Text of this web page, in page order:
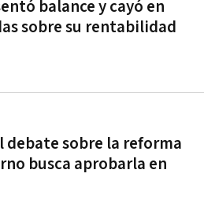
balance y cayó en
sobre su rentabilidad
sobre la reforma
busca aprobarla en